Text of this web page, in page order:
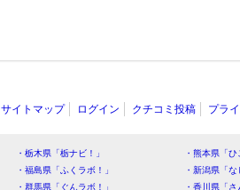
サイトマップ ログイン クチコミ投稿 プラ
・栃木県「栃ナビ！」
・熊本県「
・福島県「ふくラボ！」
・新潟県「
・群馬県「ぐんラボ！」
・香川県「